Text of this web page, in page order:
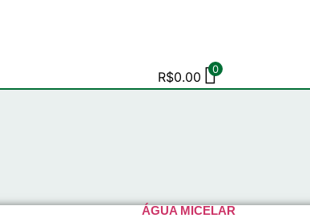
R$0.00 0
ÁGUA MICELAR